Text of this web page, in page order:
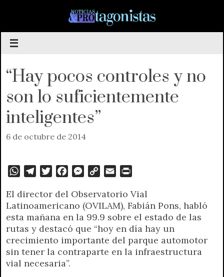
contenido
“Hay pocos controles y no
son lo suficientemente
inteligentes”
6 de octubre de 2014
W
a
t
s
A
p
p
l
e
g
r
a
m
i
t
t
e
r
c
e
b
o
o
k
M
s
s
e
n
g
e
p
y
L
i
n
k
a
i
l
i
n
t
F
r
i
El director del Observatorio Vial
Latinoamericano (OVILAM), Fabián Pons, habló
esta mañana en la 99.9 sobre el estado de las
rutas y destacó que “hoy en día hay un
crecimiento importante del parque automotor
sin tener la contraparte en la infraestructura
vial necesaria”.